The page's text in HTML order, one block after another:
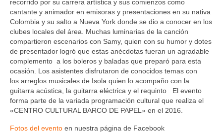
recorrido por su carrera artística y sus comienzos como
cantante y animador en emisoras y presentaciones en su nativa
Colombia y su salto a Nueva York donde se dio a conocer en los
clubes locales del área. Muchas luminarias de la canción
compartieron escenarios con Samy, quien con su humor y dotes
de presentador logró que estas anécdotas fueran un agradable
complemento a los boleros y baladas que preparó para esta
ocasión. Los asistentes disfrutaron de conocidos temas con
los arreglos musicales de Isola quien lo acompaño con la
guitarra acústica, la guitarra eléctrica y el requinto El evento
forma parte de la variada programación cultural que realiza el
«CENTRO CULTURAL BARCO DE PAPEL» en el 2016.
Fotos del evento en nuestra página de Facebook